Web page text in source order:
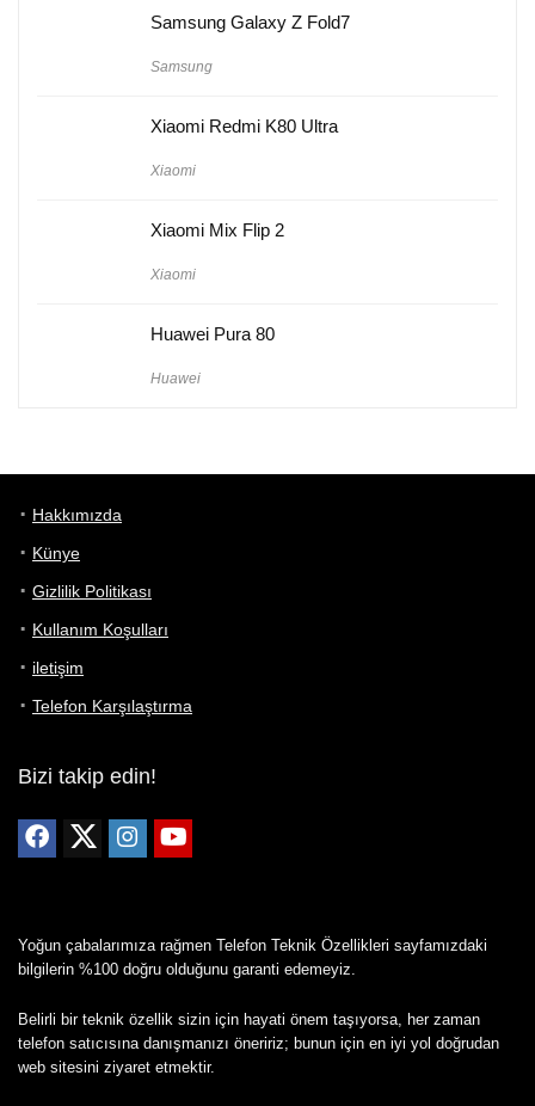
Samsung Galaxy Z Fold7
Samsung
Xiaomi Redmi K80 Ultra
Xiaomi
Xiaomi Mix Flip 2
Xiaomi
Huawei Pura 80
Huawei
Hakkımızda
Künye
Gizlilik Politikası
Kullanım Koşulları
iletişim
Telefon Karşılaştırma
Bizi takip edin!
Yoğun çabalarımıza rağmen Telefon Teknik Özellikleri sayfamızdaki
bilgilerin %100 doğru olduğunu garanti edemeyiz.
Belirli bir teknik özellik sizin için hayati önem taşıyorsa, her zaman
telefon satıcısına danışmanızı öneririz; bunun için en iyi yol doğrudan
web sitesini ziyaret etmektir.